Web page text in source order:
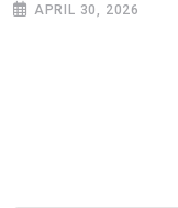
APRIL 30, 2026